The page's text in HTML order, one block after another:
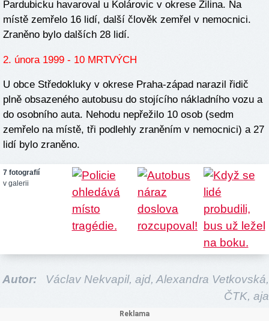
Pardubicku havaroval u Kolárovic v okrese Žilina. Na
místě zemřelo 16 lidí, další člověk zemřel v nemocnici.
Zraněno bylo dalších 28 lidí.
2. února 1999 - 10 MRTVÝCH
U obce Středokluky v okrese Praha-západ narazil řidič
plně obsazeného autobusu do stojícího nákladního vozu a
do osobního auta. Nehodu nepřežilo 10 osob (sedm
zemřelo na místě, tři podlehly zraněním v nemocnici) a 27
lidí bylo zraněno.
7 fotografií
v galerii
Autor: Václav Nekvapil, ajd, Alexandra Vetkovská,
ČTK, aja